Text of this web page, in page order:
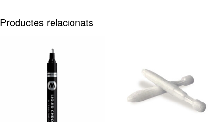
Productes relacionats